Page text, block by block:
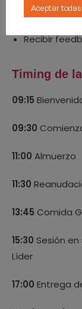
Reflexionar
Recibir
Timing de
09:15
09:30
11:00 Almuerzo
11:30
13:45 Comida
15:30 Sesión
Líder
17:00 Entrega
Aceptar